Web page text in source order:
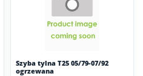
Szyba tylna T25 05/79-07/92
ogrzewana